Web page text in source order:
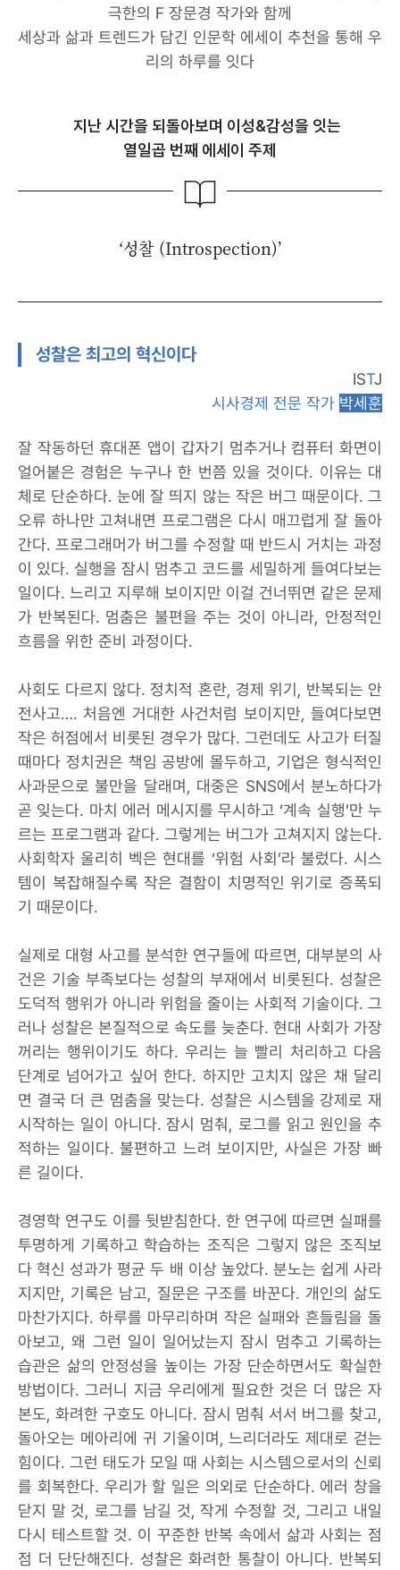
극한의 F 장문경 작가와 함께
세상과 삶과 트렌드가 담긴 인문학 에세이 추천을 통해 우
리의 하루를 잇다
지난 시간을 되돌아보며 이성&감성을 잇는
열일곱 번째 에세이 주제
‘성찰 (Introspection)’
성찰은 최고의 혁신이다
ISTJ
시사경제 전문 작가 박세훈
잘 작동하던 휴대폰 앱이 갑자기 멈추거나 컴퓨터 화면이
얼어붙은 경험은 누구나 한 번쯤 있을 것이다. 이유는 대
체로 단순하다. 눈에 잘 띄지 않는 작은 버그 때문이다. 그
오류 하나만 고쳐내면 프로그램은 다시 매끄럽게 잘 돌아
간다. 프로그래머가 버그를 수정할 때 반드시 거치는 과정
이 있다. 실행을 잠시 멈추고 코드를 세밀하게 들여다보는
일이다. 느리고 지루해 보이지만 이걸 건너뛰면 같은 문제
가 반복된다. 멈춤은 불편을 주는 것이 아니라, 안정적인
흐름을 위한 준비 과정이다.
사회도 다르지 않다. 정치적 혼란, 경제 위기, 반복되는 안
전사고…. 처음엔 거대한 사건처럼 보이지만, 들여다보면
작은 허점에서 비롯된 경우가 많다. 그런데도 사고가 터질
때마다 정치권은 책임 공방에 몰두하고, 기업은 형식적인
사과문으로 불만을 달래며, 대중은 SNS에서 분노하다가
곧 잊는다. 마치 에러 메시지를 무시하고 ‘계속 실행’만 누
르는 프로그램과 같다. 그렇게는 버그가 고쳐지지 않는다.
사회학자 울리히 벡은 현대를 ‘위험 사회’라 불렀다. 시스
템이 복잡해질수록 작은 결함이 치명적인 위기로 증폭되
기 때문이다.
실제로 대형 사고를 분석한 연구들에 따르면, 대부분의 사
건은 기술 부족보다는 성찰의 부재에서 비롯된다. 성찰은
도덕적 행위가 아니라 위험을 줄이는 사회적 기술이다. 그
러나 성찰은 본질적으로 속도를 늦춘다. 현대 사회가 가장
꺼리는 행위이기도 하다. 우리는 늘 빨리 처리하고 다음
단계로 넘어가고 싶어 한다. 하지만 고치지 않은 채 달리
면 결국 더 큰 멈춤을 맞는다. 성찰은 시스템을 강제로 재
시작하는 일이 아니다. 잠시 멈춰, 로그를 읽고 원인을 추
적하는 일이다. 불편하고 느려 보이지만, 사실은 가장 빠
른 길이다.
경영학 연구도 이를 뒷받침한다. 한 연구에 따르면 실패를
투명하게 기록하고 학습하는 조직은 그렇지 않은 조직보
다 혁신 성과가 평균 두 배 이상 높았다. 분노는 쉽게 사라
지지만, 기록은 남고, 질문은 구조를 바꾼다. 개인의 삶도
마찬가지다. 하루를 마무리하며 작은 실패와 흔들림을 돌
아보고, 왜 그런 일이 일어났는지 잠시 멈추고 기록하는
습관은 삶의 안정성을 높이는 가장 단순하면서도 확실한
방법이다. 그러니 지금 우리에게 필요한 것은 더 많은 자
본도, 화려한 구호도 아니다. 잠시 멈춰 서서 버그를 찾고,
돌아오는 메아리에 귀 기울이며, 느리더라도 제대로 걷는
힘이다. 그런 태도가 모일 때 사회는 시스템으로서의 신뢰
를 회복한다. 우리가 할 일은 의외로 단순하다. 에러 창을
닫지 말 것, 로그를 남길 것, 작게 수정할 것, 그리고 내일
다시 테스트할 것. 이 꾸준한 반복 속에서 삶과 사회는 점
점 더 단단해진다. 성찰은 화려한 통찰이 아니다. 반복되